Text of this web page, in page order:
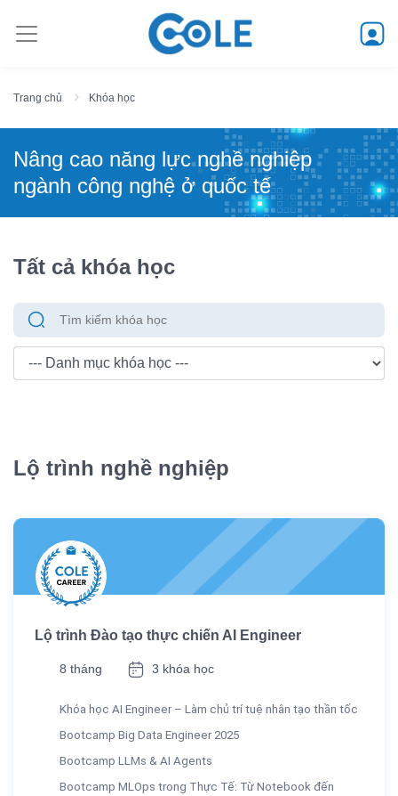
Trang chủ Khóa học
Nâng cao năng lực nghề nghiệp
ngành công nghệ ở quốc tế
Tất cả khóa học
Lộ trình nghề nghiệp
Lộ trình Đào tạo thực chiến AI Engineer
8 tháng 3 khóa học
Khóa học AI Engineer – Làm chủ trí tuệ nhân tạo thần tốc
Bootcamp Big Data Engineer 2025
Bootcamp LLMs & AI Agents
Bootcamp MLOps trong Thực Tế: Từ Notebook đến